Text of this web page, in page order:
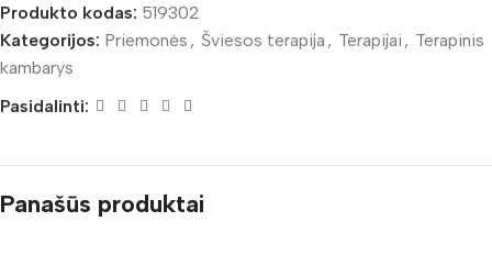
Produkto kodas: 519302
Kategorijos: Priemonės , Šviesos terapija , Terapijai , Terapinis
kambarys
Pasidalinti:
Panašūs produktai